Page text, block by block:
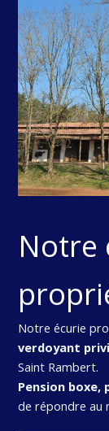
Notre
Notre écurie
verdoyant
Saint Rambert.
Pension boxe,
de répondre au